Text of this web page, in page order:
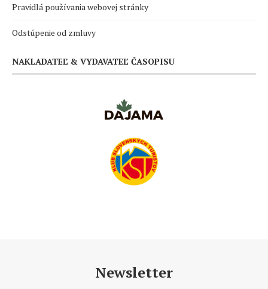
Pravidlá používania webovej stránky
Odstúpenie od zmluvy
NAKLADATEĽ & VYDAVATEĽ ČASOPISU
Newsletter